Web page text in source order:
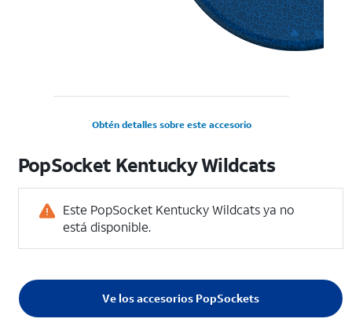
Obtén detalles sobre este accesorio
PopSocket Kentucky Wildcats
Este PopSocket Kentucky Wildcats ya no
está disponible.
Ve los accesorios PopSockets